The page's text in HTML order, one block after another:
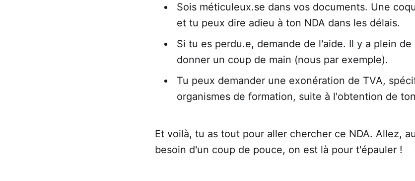
Sois méticuleux.se dans vos documents. Une
et tu peux dire adieu à ton NDA dans les délais.
Si tu es perdu.e, demande de l'aide. Il y a plein
donner un coup de main (nous par exemple).
Tu peux demander une exonération de TVA,
organismes de formation, suite à l'obtention de
Et voilà, tu as tout pour aller chercher ce NDA. Allez,
besoin d'un coup de pouce, on est là pour t'épauler !